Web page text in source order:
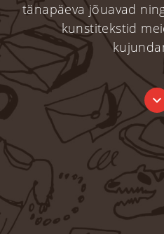
tänapäeva jõuavad
kunstitekstid
expand_more